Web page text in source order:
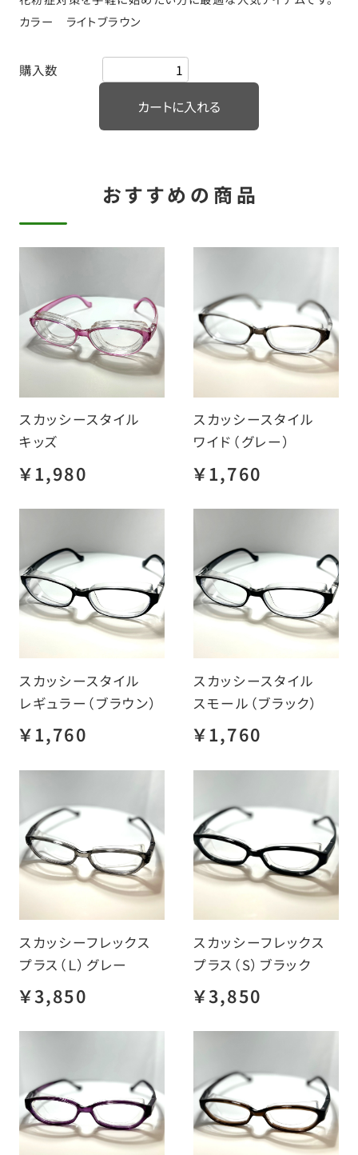
カラー ライトブラウン
購入数
おすすめの商品
スカッシースタイル
キッズ
￥1,980
スカッシースタイル
ワイド（グレー）
￥1,760
スカッシースタイル
レギュラー（ブラウン）
￥1,760
スカッシースタイル
スモール（ブラック）
￥1,760
スカッシーフレックス
プラス（Ｌ）グレー
￥3,850
スカッシーフレックス
プラス（S）ブラック
￥3,850